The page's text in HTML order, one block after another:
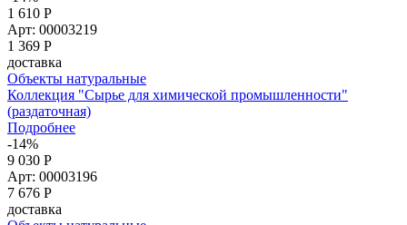
1 610 Р
Арт: 00003219
1 369 Р
доставка
Объекты натуральные
Коллекция "Сырье для химической промышленности"
(раздаточная)
Подробнее
-14%
9 030 Р
Арт: 00003196
7 676 Р
доставка